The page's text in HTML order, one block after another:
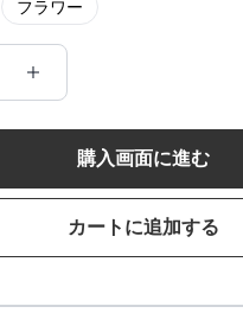
フラワー
購入画面に進む
カートに追加する